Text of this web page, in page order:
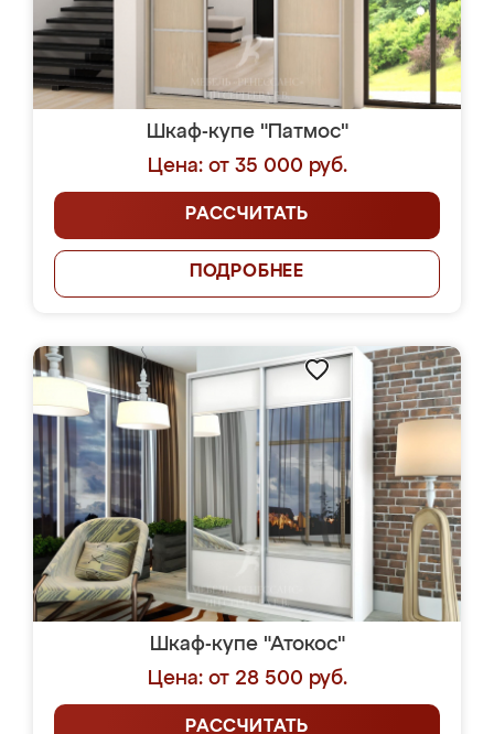
Шкаф-купе "Патмос"
Цена: от 35 000 руб.
РАССЧИТАТЬ
ПОДРОБНЕЕ
Шкаф-купе "Атокос"
Цена: от 28 500 руб.
РАССЧИТАТЬ